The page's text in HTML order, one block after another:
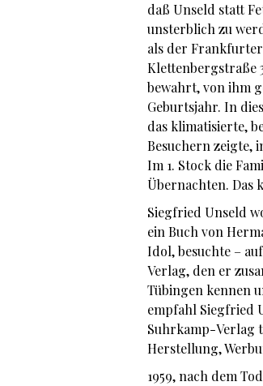
daß Unseld statt
unsterblich zu
als der Frankfurter
Klettenbergstraße
bewahrt, von ihm
Geburtsjahr. In
das klimatisierte,
Besuchern zeigte,
Im 1. Stock die
Übernachten. Das
Siegfried Unseld
ein Buch von
Idol, besuchte –
Verlag, den er
Tübingen kennen
empfahl Siegfried
Suhrkamp-Verlag
Herstellung,
1959, nach dem